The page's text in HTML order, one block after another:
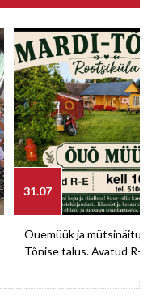
31.07
Õuemüük ja mütsinäitus
Tõnise talus. Avatud R-E